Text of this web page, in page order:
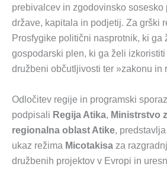
prebivalcev in zgodovinsko sosesko
države, kapitala in podjetij. Za grški
Prosfygike politični nasprotnik, ki ga
gospodarski plen, ki ga želi
družbeni občutljivosti ter »zakonu in
Odločitev regije in programski
podpisali Regija Atika, Ministrstvo
regionalna oblast Atike,
ukaz režima Micotakisa za
družbenih projektov v Evropi in